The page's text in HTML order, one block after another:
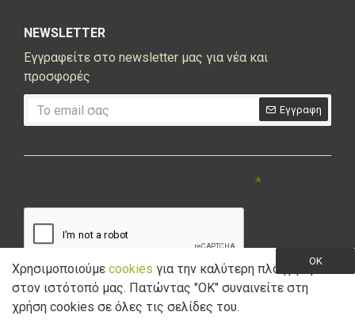
NEWSLETTER
Εγγραφείτε στο newsletter μας για νέα και
προσφορές
Εγγραφη
Έχω διαβάσει και αποδέχομαι την Πολιτική Απορρήτου
OK
Χρησιμοποιούμε cookies για την καλύτερη πλοήγηση
στον ιστότοπό μας. Πατώντας "ΟK" συναινείτε στη
χρήση cookies σε όλες τις σελίδες του.